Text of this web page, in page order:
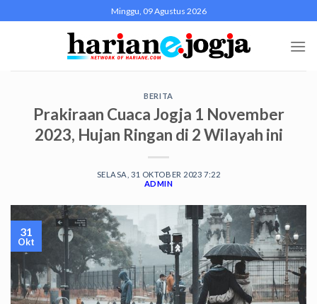
to
Minggu, 09 Agustus 2026
BERITA
Prakiraan Cuaca Jogja 1 November
2023, Hujan Ringan di 2 Wilayah ini
SELASA, 31 OKTOBER 2023 7:22
ADMIN
31
Okt